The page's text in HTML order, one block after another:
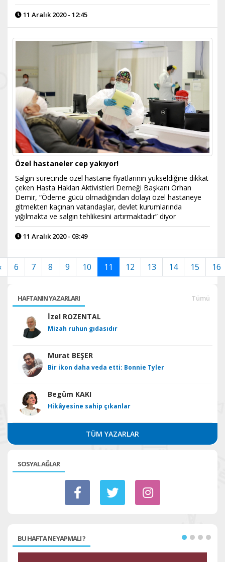
11 Aralık 2020 - 12:45
Özel hastaneler cep yakıyor!
Salgın sürecinde özel hastane fiyatlarının yükseldiğine dikkat
çeken Hasta Hakları Aktivistleri Derneği Başkanı Orhan
Demir, “Ödeme gücü olmadığından dolayı özel hastaneye
gitmekten kaçınan vatandaşlar, devlet kurumlarında
yığılmakta ve salgın tehlikesini artırmaktadır” diyor
11 Aralık 2020 - 03:49
6 7 8 9 10 11 12 13 14 15 16
HAFTANIN YAZARLARI Tümü
İzel ROZENTAL
Mizah ruhun gıdasıdır
Murat BEŞER
Bir ikon daha veda etti: Bonnie Tyler
Begüm KAKI
Hikâyesine sahip çıkanlar
TÜM YAZARLAR
SOSYAL AĞLAR
BU HAFTA NE YAPMALI ?